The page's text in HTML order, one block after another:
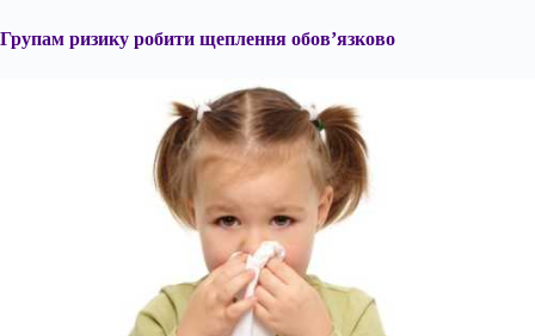
Групам ризику робити щеплення обов’язково